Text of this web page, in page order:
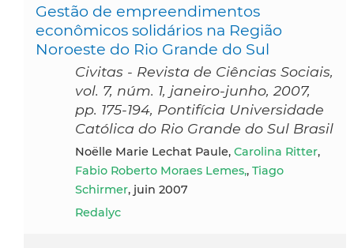
Gestão de empreendimentos
econômicos solidários na Região
Noroeste do Rio Grande do Sul
Civitas - Revista de Ciências Sociais,
vol. 7, núm. 1, janeiro-junho, 2007,
pp. 175-194, Pontifícia Universidade
Católica do Rio Grande do Sul Brasil
Noëlle Marie Lechat Paule, Carolina Ritter,
Fabio Roberto Moraes Lemes,, Tiago
Schirmer, juin 2007
Redalyc